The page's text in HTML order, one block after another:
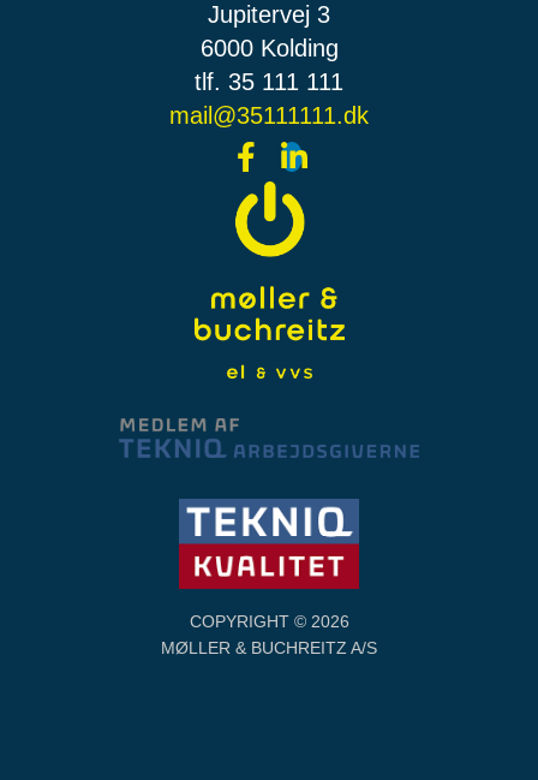
Jupitervej 3
6000 Kolding
tlf. 35 111 111
mail@35111111.dk
COPYRIGHT © 2026
MØLLER & BUCHREITZ A/S